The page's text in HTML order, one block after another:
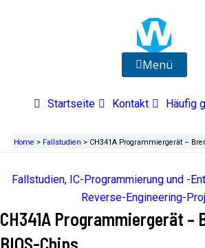
Menü
Startseite Kontakt Häufig
Home > Fallstudien > CH341A Programmiergerät –
Fallstudien, IC-Programmierung und -
Reverse-Engineering-
CH341A Programmiergerät –
BIOS-Chips